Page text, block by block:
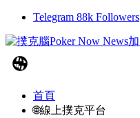
Telegram 88k Followers
首頁
🌐線上撲克平台